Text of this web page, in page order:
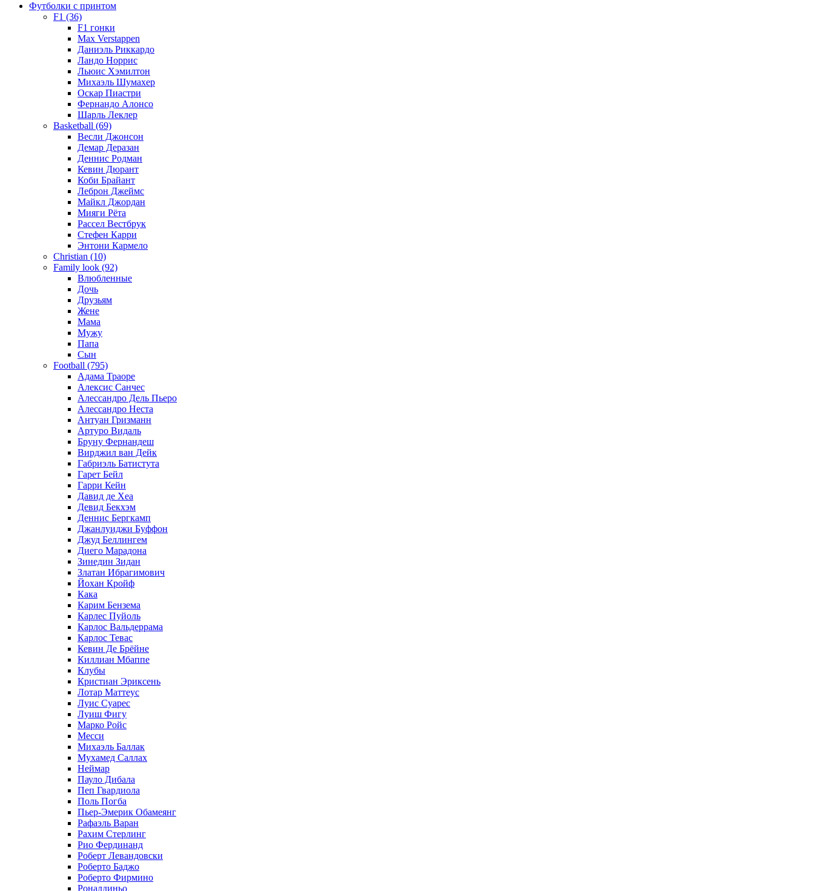
Футболки с принтом
F1 (36)
F1 гонки
Max Verstappen
Даниэль Риккардо
Ландо Норрис
Льюис Хэмилтон
Михаэль Шумахер
Оскар Пиастри
Фернандо Алонсо
Шарль Леклер
Basketball (69)
Весли Джонсон
Демар Деразан
Деннис Родман
Кевин Дюрант
Коби Брайант
Леброн Джеймс
Майкл Джордан
Мияги Рёта
Рассел Вестбрук
Стефен Карри
Энтони Кармело
Christian (10)
Family look (92)
Влюбленные
Дочь
Друзьям
Жене
Мама
Мужу
Папа
Сын
Football (795)
Адама Траоре
Алексис Санчес
Алессандро Дель Пьеро
Алессандро Неста
Антуан Гризманн
Артуро Видаль
Бруну Фернандеш
Вирджил ван Дейк
Габриэль Батистута
Гарет Бейл
Гарри Кейн
Давид де Хеа
Девид Бекхэм
Деннис Бергкамп
Джанлуиджи Буффон
Джуд Беллингем
Диего Марадона
Зинедин Зидан
Златан Ибрагимович
Йохан Кройф
Кака
Карим Бензема
Карлес Пуйоль
Карлос Вальдеррама
Карлос Тевас
Кевин Де Брёйне
Киллиан Мбаппе
Клубы
Кристиан Эриксень
Лотар Маттеус
Луис Суарес
Луиш Фигу
Марко Ройс
Месси
Михаэль Баллак
Мухамед Саллах
Неймар
Пауло Дибала
Пеп Гвардиола
Поль Погба
Пьер-Эмерик Обамеянг
Рафаэль Варан
Рахим Стерлинг
Рио Фердинанд
Роберт Левандовски
Роберто Баджо
Роберто Фирмино
Роналдиньо